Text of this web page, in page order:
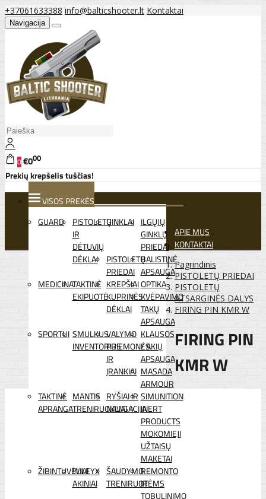
+37061633388 info@balticshooter.lt Kontaktai
Navigacija
0€000
Prekių krepšelis tuščias!
VISOS PREKĖS
GUARD
PISTOLETŲ
IR
DĖTUVIŲ
DĖKLAI
GINKLAI ILGŲJŲ
GINKLŲ
PRIEDAI
PISTOLETŲ
PRIEDAI
BALISTINĖ
APSAUGA
MEDICINATAKTINĖ
EKIPUOTĖ
KREPŠIAI
KUPRINĖS
DĖKLAI
OPTIKA
KVĖPAVIMO
TAKŲ
APSAUGA
SPORTUI SMULKUS
INVENTORIUS
VALYMO
PRIEMONĖS
IR
ĮRANKIAI
KLAUSOS
/ AKIŲ
APSAUGA
MASADA
ARMOUR
TAKTINĖ
APRANGA
MANTIS
TRENIRUOKLIAI
RYŠIAI IR
NAVIGACIJA
SIMUNITION
INERT
PRODUCTS
MOKOMIEJI
UŽTAISŲ
MAKETAI
ŽIBINTUVĖLIAI
WILEYX
AKINIAI
ŠAUDYMO
TRENIRUOTĖMS
REMONTO
IR
TOBULINIMO
APIE MUS
KONTAKTAI
Pagrindinis
PISTOLETŲ PRIEDAI
PISTOLETŲ
ATSARGINĖS DALYS
FIRING PIN KMR W
FIRING PIN
KMR W